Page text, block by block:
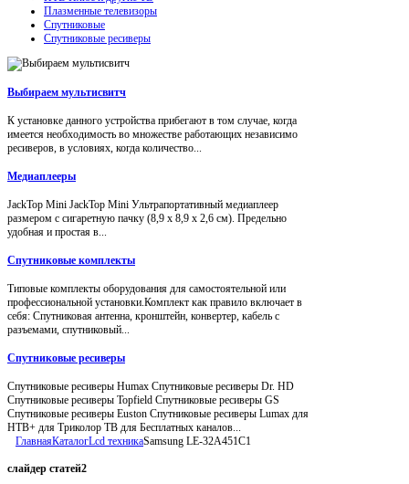
Плазменные телевизоры
Спутниковые
Спутниковые ресиверы
Выбираем мультисвитч
К установке данного устройства прибегают в том случае, когда
имеется необходимость во множестве работающих независимо
ресиверов, в условиях, когда количество...
Медиаплееры
JackTop Mini JackTop Mini Ультрапортативный медиаплеер
размером с сигаретную пачку (8,9 x 8,9 x 2,6 см). Предельно
удобная и простая в...
Спутниковые комплекты
Типовые комплекты оборудования для самостоятельной или
профессиональной установки.Комплект как правило включает в
себя: Спутниковая антенна, кронштейн, конвертер, кабель с
разъемами, спутниковый...
Спутниковые ресиверы
Спутниковые ресиверы Humax Спутниковые ресиверы Dr. HD
Спутниковые ресиверы Topfield Спутниковые ресиверы GS
Спутниковые ресиверы Euston Спутниковые ресиверы Lumax для
НТВ+ для Триколор ТВ для Бесплатных каналов...
ГлавнаяКаталогLcd техникаSamsung LE-32A451C1
слайдер статей2